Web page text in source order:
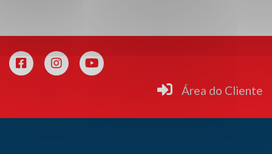
Área do Cliente